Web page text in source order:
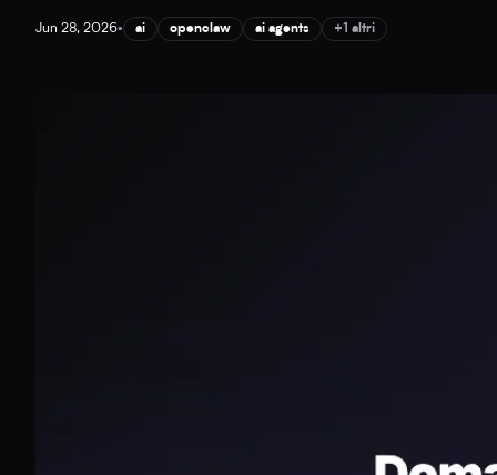
Jun 28, 2026• ai openclaw ai agents +1 altri